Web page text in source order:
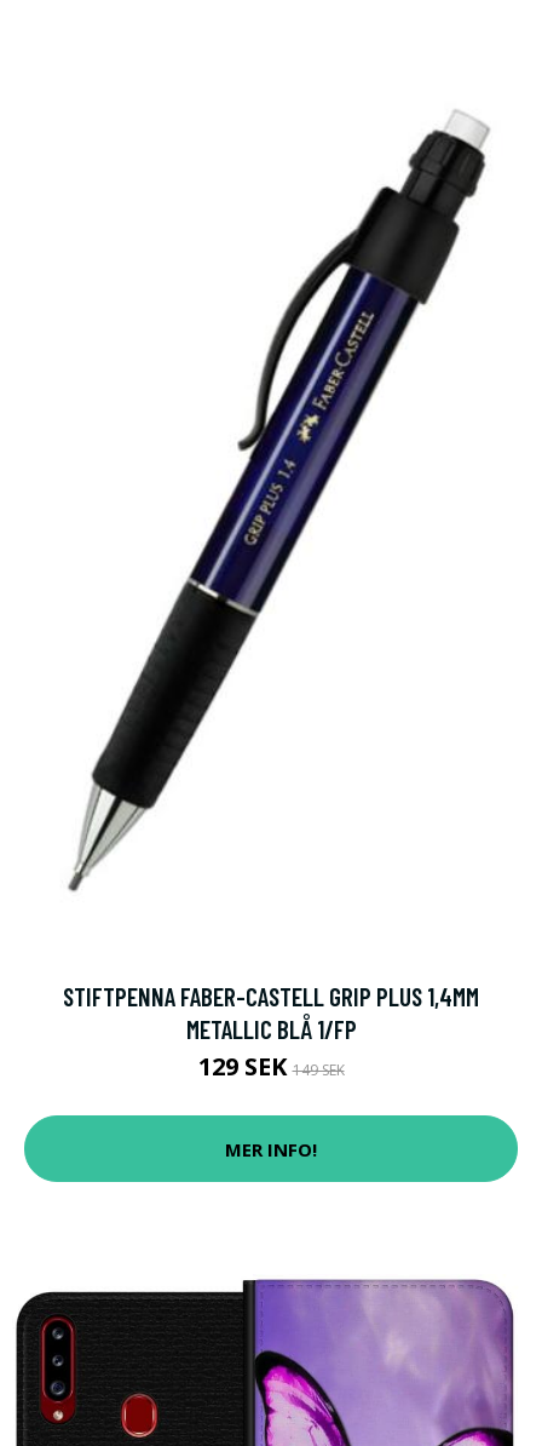
STIFTPENNA FABER-CASTELL GRIP PLUS 1,4MM
METALLIC BLÅ 1/FP
129 SEK149 SEK
MER INFO!